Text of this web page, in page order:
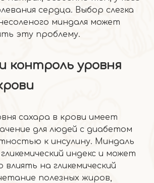
сердца. Выбор слегка
миндаля может
эту проблему.
контроль уровня
сахара в крови имеет
для людей с диабетом
к инсулину. Миндаль
индекс и может
на гликемический
полезных жиров,